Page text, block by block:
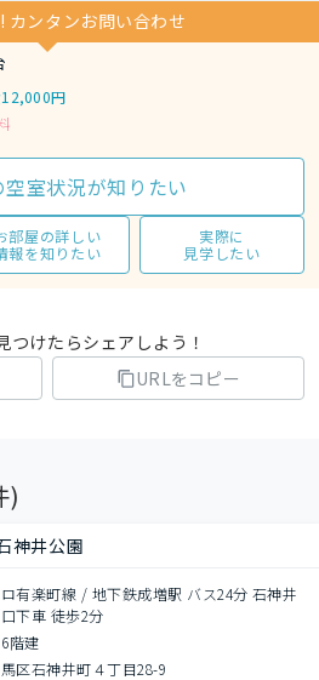
カンタンお問い合わせ
円
空室状況が知りたい
部屋の詳しい
報を知りたい
実際に
見学したい
つけたらシェアしよう！
URLをコピー
)
神井公園
有楽町線 / 地下鉄成増駅 バス24分 石神井
下車 徒歩2分
6階建
区石神井町４丁目28-9